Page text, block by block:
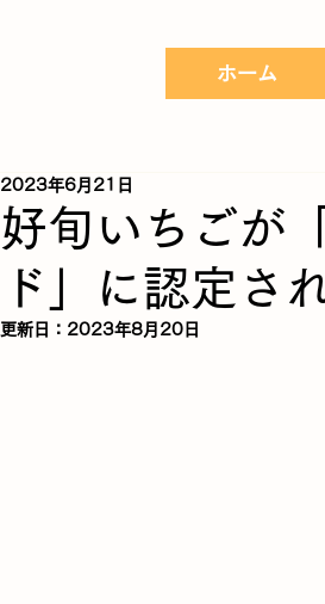
ホーム
好旬いちごが
ド」に認定さ
2023年6月21日
更新日： 2023年8月20日